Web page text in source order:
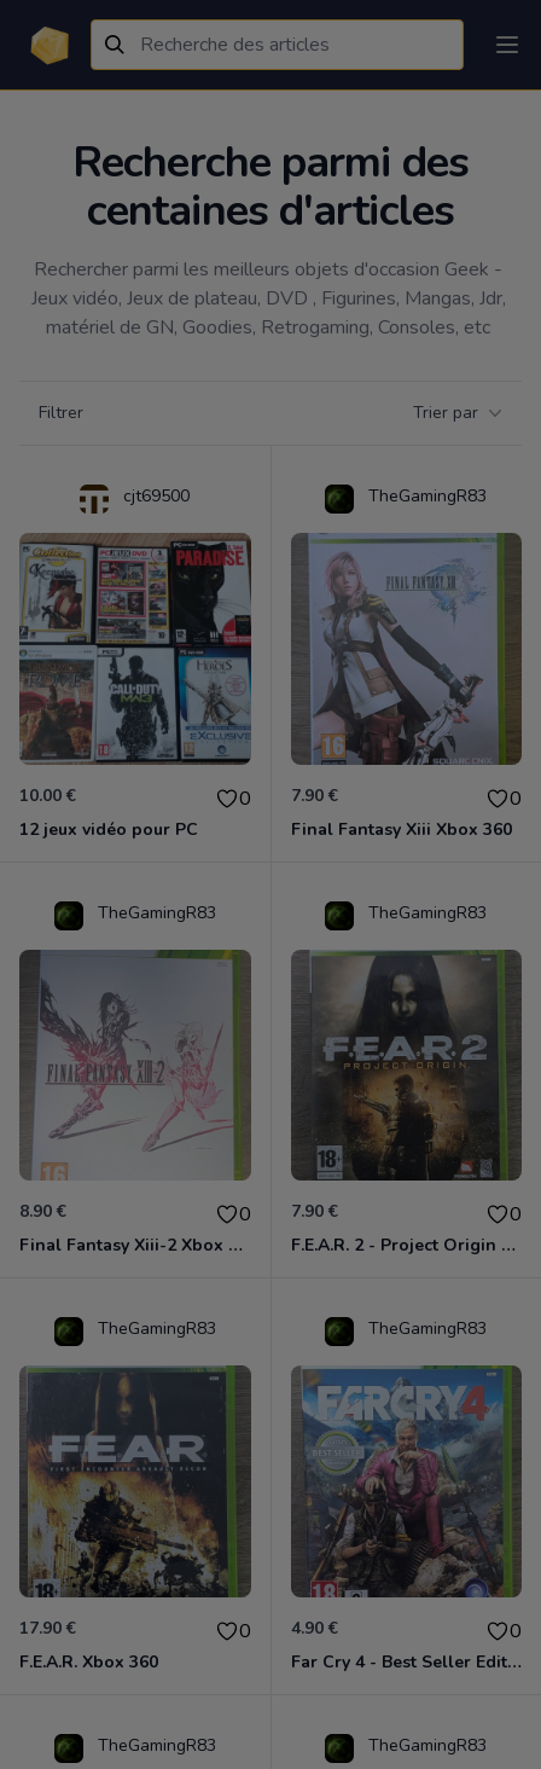
Recherche parmi des
centaines d'articles
Rechercher parmi les meilleurs objets d'occasion Geek -
Jeux vidéo, Jeux de plateau, DVD , Figurines, Mangas, Jdr,
matériel de GN, Goodies, Retrogaming, Consoles, etc
Filtrer Trier par
cjt69500
10.00 € 0
12 jeux vidéo pour PC
TheGamingR83
7.90 € 0
Final Fantasy Xiii Xbox 360
TheGamingR83
8.90 € 0
Final Fantasy Xiii-2 Xbox 360
TheGamingR83
7.90 € 0
F.E.A.R. 2 - Project Origin Xbox 360
TheGamingR83
17.90 € 0
F.E.A.R. Xbox 360
TheGamingR83
4.90 € 0
Far Cry 4 - Best Seller Edition Xbox 360
TheGamingR83 TheGamingR83